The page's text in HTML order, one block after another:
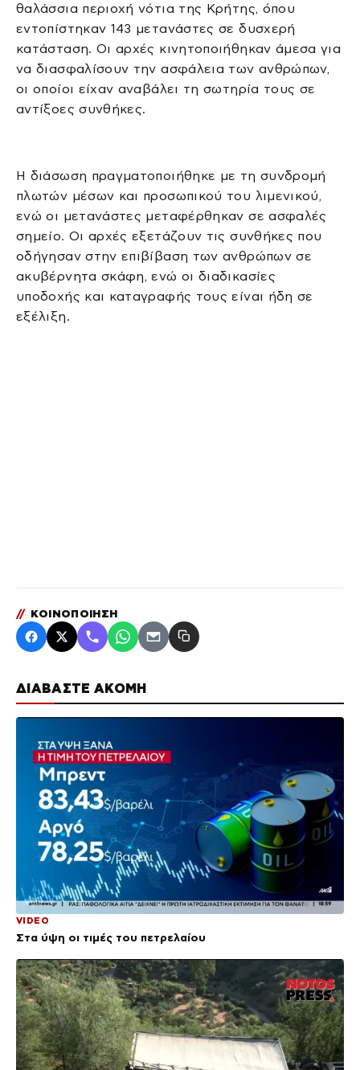
ΔΙΑΒΑΣΤΕ ΑΚΟΜΗ
VIDEO
Στα ύψη οι τιμές του πετρελαίου
θαλάσσια περιοχή νότια της Κρήτης, όπου
εντοπίστηκαν 143 μετανάστες σε δυσχερή
κατάσταση. Οι αρχές κινητοποιήθηκαν άμεσα για
να διασφαλίσουν την ασφάλεια των ανθρώπων,
οι οποίοι είχαν αναβάλει τη σωτηρία τους σε
αντίξοες συνθήκες.
Η διάσωση πραγματοποιήθηκε με τη συνδρομή
πλωτών μέσων και προσωπικού του λιμενικού,
ενώ οι μετανάστες μεταφέρθηκαν σε ασφαλές
σημείο. Οι αρχές εξετάζουν τις συνθήκες που
οδήγησαν στην επιβίβαση των ανθρώπων σε
ακυβέρνητα σκάφη, ενώ οι διαδικασίες
υποδοχής και καταγραφής τους είναι ήδη σε
εξέλιξη.
// ΚΟΙΝΟΠΟΙΗΣΗ